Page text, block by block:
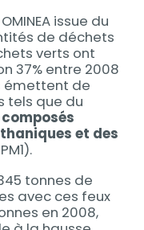
issue du
de déchets
verts ont
37% entre 2008
émettent de
tels que du
et des
tonnes de
avec ces feux
en 2008,